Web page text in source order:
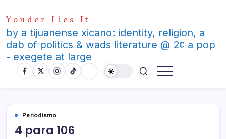
to
content
Yonder Lies It
by a tijuanense xicano: identity, religion, a
dab of politics & wads literature @ 2¢ a pop
- exegete at large
Periodismo
4 para 106